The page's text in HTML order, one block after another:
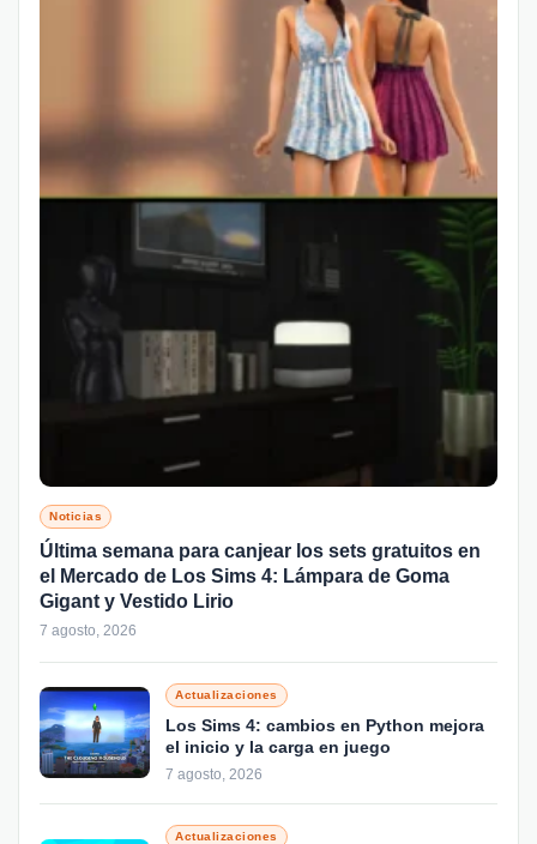
Noticias
Última semana para canjear los sets gratuitos en
el Mercado de Los Sims 4: Lámpara de Goma
Gigant y Vestido Lirio
7 agosto, 2026
Actualizaciones
Los Sims 4: cambios en Python mejora
el inicio y la carga en juego
7 agosto, 2026
Actualizaciones